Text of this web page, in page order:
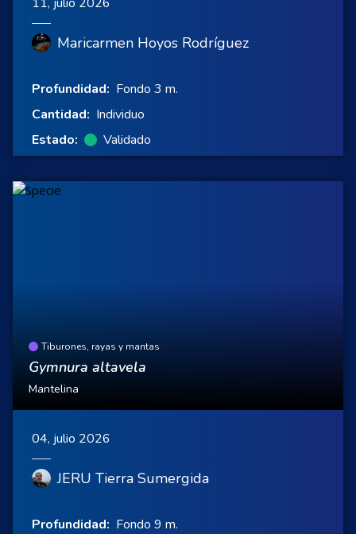
Maricarmen Hoyos Rodríguez
Profundidad: Fondo 3 m.
Cantidad: Individuo
Estado:
Validado
Tiburones, rayas y mantas
Gymnura altavela
Mantelina
04, julio 2026
JERU Tierra Sumergida
Profundidad: Fondo 9 m.